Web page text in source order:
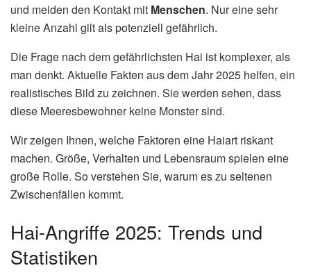
und meiden den Kontakt mit Menschen. Nur eine sehr
kleine Anzahl gilt als potenziell gefährlich.
Die Frage nach dem gefährlichsten Hai ist komplexer, als
man denkt. Aktuelle Fakten aus dem Jahr 2025 helfen, ein
realistisches Bild zu zeichnen. Sie werden sehen, dass
diese Meeresbewohner keine Monster sind.
Wir zeigen Ihnen, welche Faktoren eine Haiart riskant
machen. Größe, Verhalten und Lebensraum spielen eine
große Rolle. So verstehen Sie, warum es zu seltenen
Zwischenfällen kommt.
Hai-Angriffe 2025: Trends und
Statistiken